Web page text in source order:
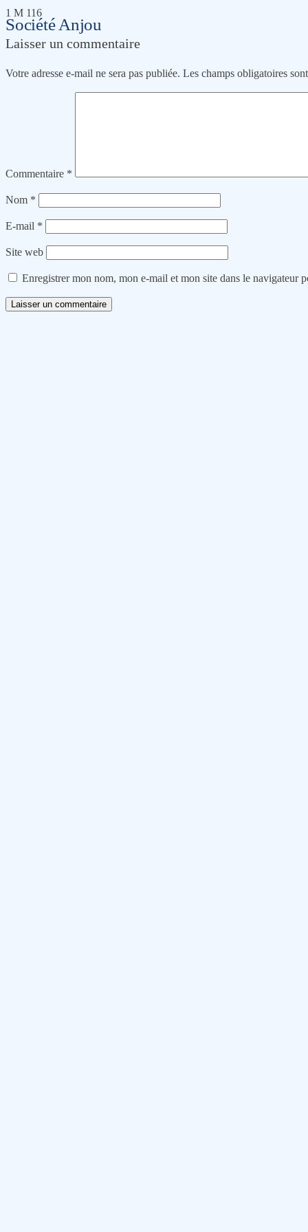
Société Anjou
1 M 116
Laisser un commentaire
Votre adresse e-mail ne sera pas publiée. Les champs obligatoires
Commentaire *
Nom *
E-mail *
Site web
Enregistrer mon nom, mon e-mail et mon site dans le navigateur